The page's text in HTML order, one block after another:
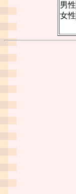
男性
女性